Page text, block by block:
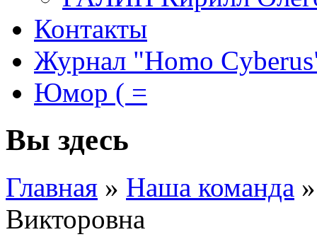
Контакты
Журнал "Homo
Юмор ( =
Вы здесь
Главная » Наша команда »
Викторовна